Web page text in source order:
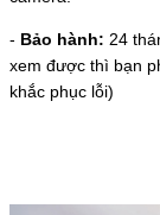
- Bảo hành: 24
xem được thì bạn
khắc phục lỗi)